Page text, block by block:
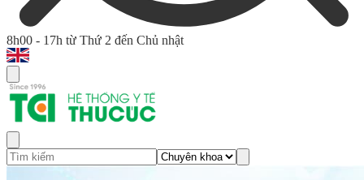
8h00 - 17h từ Thứ 2 đến Chủ nhật